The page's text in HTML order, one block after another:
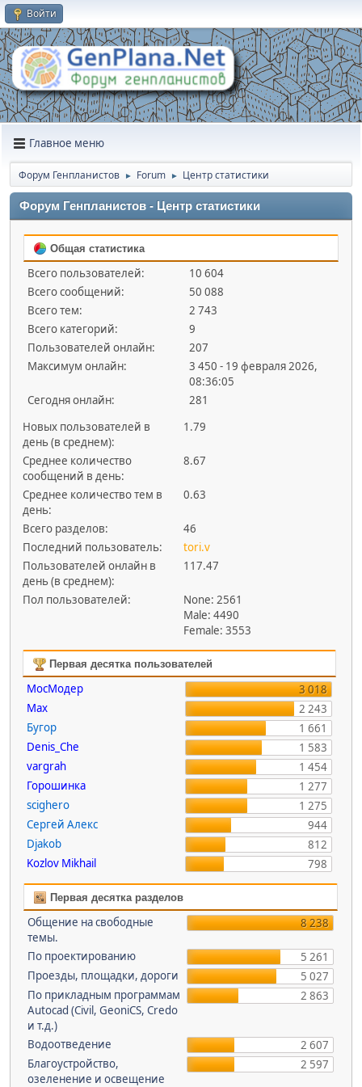
Войти
Главное меню
Форум Генпланистов ► Forum ► Центр статистики
Форум Генпланистов - Центр статистики
Общая статистика
Всего пользователей:
10 604
Всего сообщений:
50 088
Всего тем:
2 743
Всего категорий:
9
Пользователей онлайн:
207
Максимум онлайн:
3 450 - 19 февраля 2026,
08:36:05
Сегодня онлайн:
281
Новых пользователей в
день (в среднем):
1.79
Среднее количество
сообщений в день:
8.67
Среднее количество тем в
день:
0.63
Всего разделов:
46
Последний пользователь:
tori.v
Пользователей онлайн в
день (в среднем):
117.47
Пол пользователей:
None: 2561
Male: 4490
Female: 3553
Первая десятка пользователей
МосМодер
3 018
Max
2 243
Бугор
1 661
Denis_Che
1 583
vargrah
1 454
Горошинка
1 277
scighero
1 275
Сергей Алекс
944
Djakob
812
Kozlov Mikhail
798
Первая десятка разделов
Общение на свободные
темы.
8 238
По проектированию
5 261
Проезды, площадки, дороги
5 027
По прикладным программам
Autocad (Civil, GeoniCS, Credo
и т.д.)
2 863
Водоотведение
2 607
Благоустройство,
озеленение и освещение
2 597